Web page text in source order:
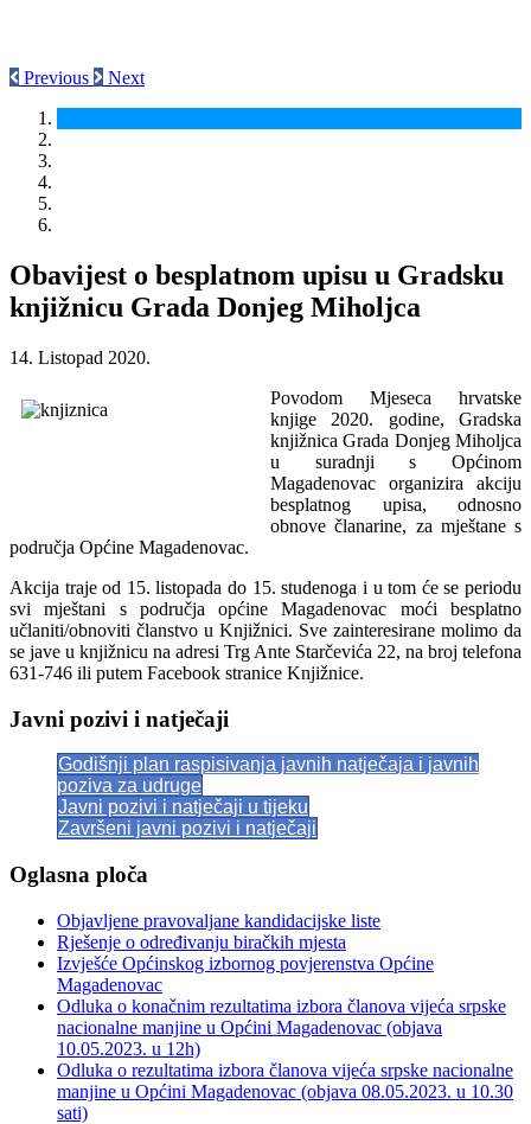
Previous Next
Obavijest o besplatnom upisu u Gradsku
knjižnicu Grada Donjeg Miholjca
14. Listopad 2020.
Povodom Mjeseca hrvatske
knjige 2020. godine, Gradska
knjižnica Grada Donjeg Miholjca
u suradnji s Općinom
Magadenovac organizira akciju
besplatnog upisa, odnosno
obnove članarine, za mještane s
područja Općine Magadenovac.
Akcija traje od 15. listopada do 15. studenoga i u tom će se periodu
svi mještani s područja općine Magadenovac moći besplatno
učlaniti/obnoviti članstvo u Knjižnici. Sve zainteresirane molimo da
se jave u knjižnicu na adresi Trg Ante Starčevića 22, na broj telefona
631-746 ili putem Facebook stranice Knjižnice.
Javni pozivi i natječaji
Godišnji plan raspisivanja javnih natječaja i javnih
poziva za udruge
Javni pozivi i natječaji u tijeku
Završeni javni pozivi i natječaji
Oglasna ploča
Objavljene pravovaljane kandidacijske liste
Rješenje o određivanju biračkih mjesta
Izvješće Općinskog izbornog povjerenstva Općine
Magadenovac
Odluka o konačnim rezultatima izbora članova vijeća srpske
nacionalne manjine u Općini Magadenovac (objava
10.05.2023. u 12h)
Odluka o rezultatima izbora članova vijeća srpske nacionalne
manjine u Općini Magadenovac (objava 08.05.2023. u 10.30
sati)